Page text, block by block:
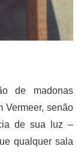
de madonas
Vermeer, senão
de sua luz –
qualquer sala